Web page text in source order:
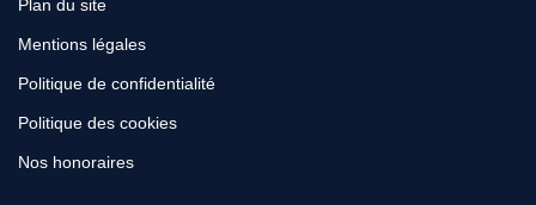
Plan du site
Mentions légales
Politique de confidentialité
Politique des cookies
Nos honoraires